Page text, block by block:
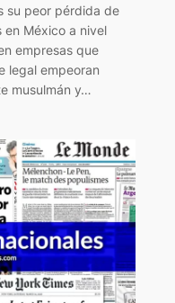
su peor pérdida de
en México a nivel
empresas que
legal empeoran
musulmán y…